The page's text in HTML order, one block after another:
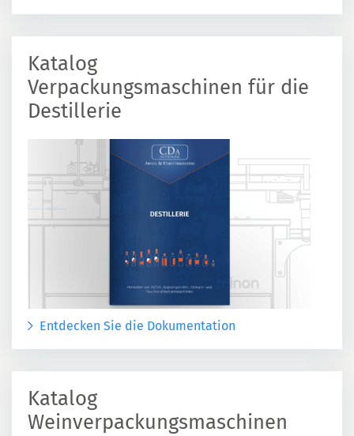
Katalog
Verpackungsmaschinen für die
Destillerie
Entdecken Sie die Dokumentation
Katalog
Weinverpackungsmaschinen